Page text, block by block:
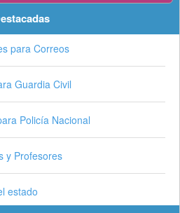
para Correos
Guardia Civil
Policía Nacional
y Profesores
estado